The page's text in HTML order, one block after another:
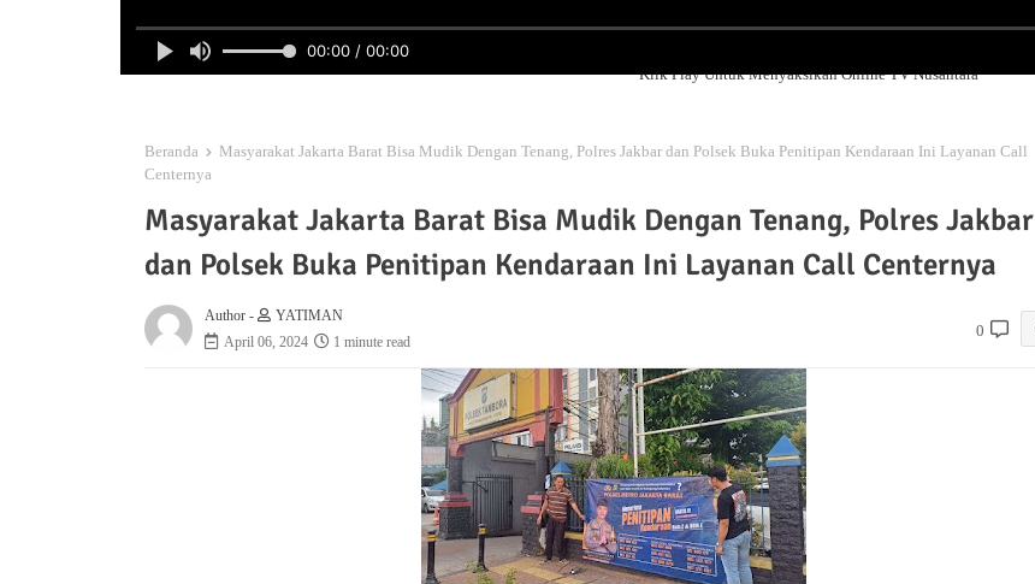
00:00 / 00:00
Klik Play Untuk Menyaksikan Online TV Nusantara
Beranda
Masyarakat Jakarta Barat Bisa Mudik Dengan Tenang, Polres Jakbar dan Polsek Buka Penitipan Kendaraan Ini Layanan Call
Centernya
Masyarakat Jakarta Barat Bisa Mudik Dengan Tenang, Polres Jakbar
dan Polsek Buka Penitipan Kendaraan Ini Layanan Call Centernya
Author -
YATIMAN
April 06, 2024
1 minute read
0